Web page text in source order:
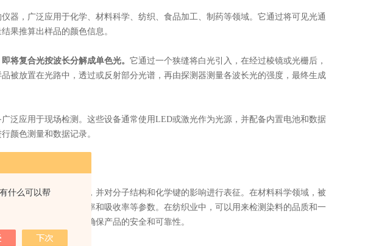
什么可以帮
，广泛应用于化学、材料科学、纺织、食品加工、制药等领域。它通过将可见光通
果推算出样品的颜色信息。
将复合光按波长分解成单色光。 它通过一个狭缝将白光引入，在经过棱镜或光栅后，
被放置在光路中，透过或反射部分光谱，再由探测器测量各波长光的强度，最终生成
应用于现场检测。这些设备通常使用LED或激光作为光源，并配备内置电池和数据
颜色测量和数据记录。
应的动力学和机理，并对分子结构和化学键的影响进行表征。在材料科学领域，被
材料的透明度、折射率和吸收率等参数。在纺织业中，可以用来检测染料的品质和一
药物的成分和品质，确保产品的安全和可靠性。